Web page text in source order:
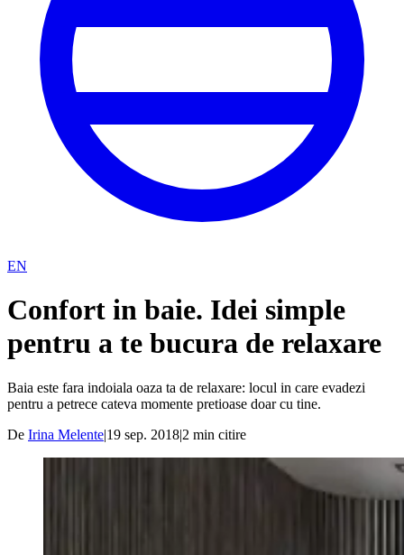
EN
Confort in baie. Idei simple
pentru a te bucura de relaxare
​Baia este fara indoiala oaza ta de relaxare: locul in care evadezi
pentru a petrece cateva momente pretioase doar cu tine.
De Irina Melente|19 sep. 2018|2 min citire